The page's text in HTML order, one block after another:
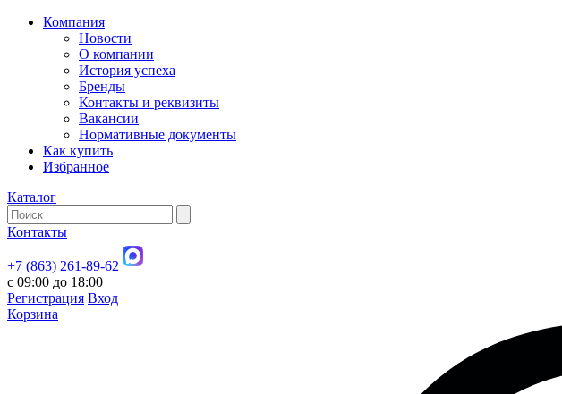
Компания
Новости
О компании
История успеха
Бренды
Контакты и реквизиты
Вакансии
Нормативные документы
Как купить
Избранное
Каталог
Контакты
+7 (863) 261-89-62
с 09:00 до 18:00
Регистрация Вход
Корзина